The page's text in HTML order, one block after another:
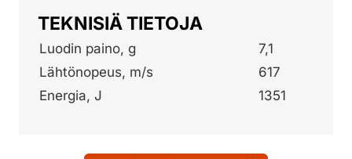
TEKNISIÄ TIETOJA
Luodin paino, g
7,1
Lähtönopeus, m/s
617
Energia, J
1351